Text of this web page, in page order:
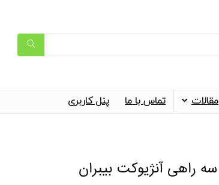
مقالات تماس با ما پنل کاربری
سه راهی آنژیوکت بیبران